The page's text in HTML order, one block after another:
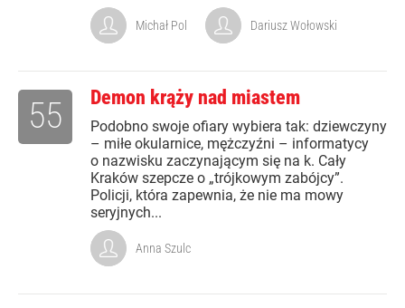
Michał Pol Dariusz Wołowski
Demon krąży nad miastem
Podobno swoje ofiary wybiera tak: dziewczyny
– miłe okularnice, mężczyźni – informatycy
o nazwisku zaczynającym się na k. Cały
Kraków szepcze o „trójkowym zabójcy”.
Policji, która zapewnia, że nie ma mowy
seryjnych...
55
Anna Szulc